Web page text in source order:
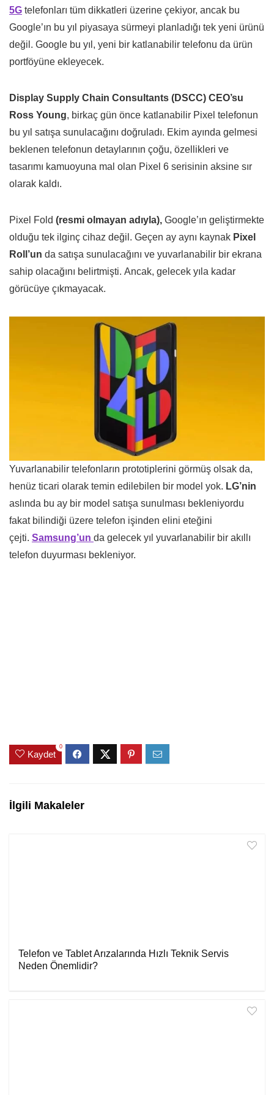
5G telefonları tüm dikkatleri üzerine çekiyor, ancak bu
Google’ın bu yıl piyasaya sürmeyi planladığı tek yeni ürünü
değil. Google bu yıl, yeni bir katlanabilir telefonu da ürün
portföyüne ekleyecek.
Display Supply Chain Consultants (DSCC) CEO’su
Ross Young, birkaç gün önce katlanabilir Pixel telefonun
bu yıl satışa sunulacağını doğruladı. Ekim ayında gelmesi
beklenen telefonun detaylarının çoğu, özellikleri ve
tasarımı kamuoyuna mal olan Pixel 6 serisinin aksine sır
olarak kaldı.
Pixel Fold (resmi olmayan adıyla), Google’ın geliştirmekte
olduğu tek ilginç cihaz değil. Geçen ay aynı kaynak Pixel
Roll’un da satışa sunulacağını ve yuvarlanabilir bir ekrana
sahip olacağını belirtmişti. Ancak, gelecek yıla kadar
görücüye çıkmayacak.
Yuvarlanabilir telefonların prototiplerini görmüş olsak da,
henüz ticari olarak temin edilebilen bir model yok. LG’nin
aslında bu ay bir model satışa sunulması bekleniyordu
fakat bilindiği üzere telefon işinden elini eteğini
çejti. Samsung’un da gelecek yıl yuvarlanabilir bir akıllı
telefon duyurması bekleniyor.
Kaydet
0
İlgili Makaleler
Telefon ve Tablet Arızalarında Hızlı Teknik Servis
Neden Önemlidir?